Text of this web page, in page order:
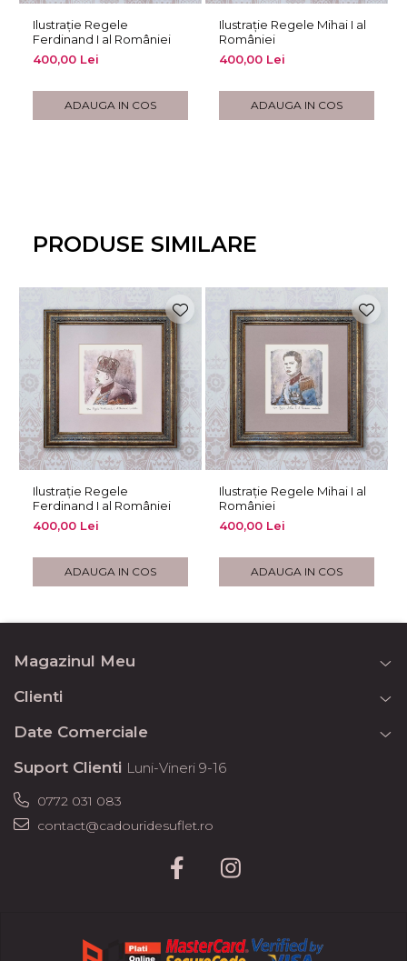
Ilustrație Regele
Ferdinand I al României
400,00 Lei
ADAUGA IN COS
Ilustrație Regele Mihai I al
României
400,00 Lei
ADAUGA IN COS
PRODUSE SIMILARE
Ilustrație Regele
Ferdinand I al României
400,00 Lei
ADAUGA IN COS
Ilustrație Regele Mihai I al
României
400,00 Lei
ADAUGA IN COS
Magazinul Meu
Clienti
Date Comerciale
Suport Clienti Luni-Vineri 9-16
0772 031 083
contact@cadouridesuflet.ro